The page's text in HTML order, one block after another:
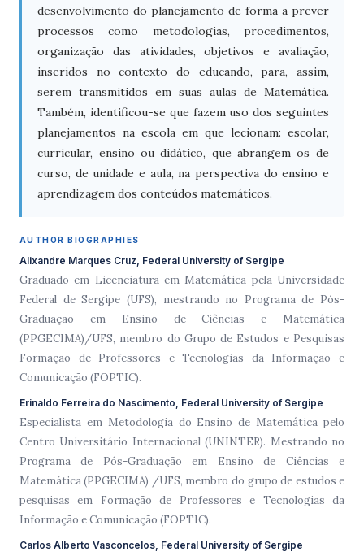
desenvolvimento do planejamento de forma a prever
processos como metodologias, procedimentos,
organização das atividades, objetivos e avaliação,
inseridos no contexto do educando, para, assim,
serem transmitidos em suas aulas de Matemática.
Também, identificou-se que fazem uso dos seguintes
planejamentos na escola em que lecionam: escolar,
curricular, ensino ou didático, que abrangem os de
curso, de unidade e aula, na perspectiva do ensino e
aprendizagem dos conteúdos matemáticos.
AUTHOR BIOGRAPHIES
Alixandre Marques Cruz, Federal University of Sergipe
Graduado em Licenciatura em Matemática pela Universidade
Federal de Sergipe (UFS), mestrando no Programa de Pós-
Graduação em Ensino de Ciências e Matemática
(PPGECIMA)/UFS, membro do Grupo de Estudos e Pesquisas
Formação de Professores e Tecnologias da Informação e
Comunicação (FOPTIC).
Erinaldo Ferreira do Nascimento, Federal University of Sergipe
Especialista em Metodologia do Ensino de Matemática pelo
Centro Universitário Internacional (UNINTER). Mestrando no
Programa de Pós-Graduação em Ensino de Ciências e
Matemática (PPGECIMA) /UFS, membro do grupo de estudos e
pesquisas em Formação de Professores e Tecnologias da
Informação e Comunicação (FOPTIC).
Carlos Alberto Vasconcelos, Federal University of Sergipe